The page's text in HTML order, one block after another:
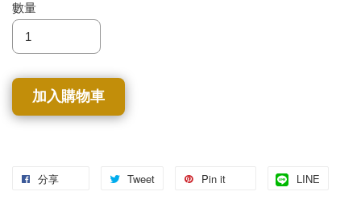
數量
加入購物車
分享 Tweet Pin it LINE